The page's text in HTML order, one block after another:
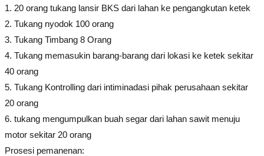
1. 20 orang tukang lansir BKS dari lahan ke pengangkutan ketek
2. Tukang nyodok 100 orang
3. Tukang Timbang 8 Orang
4. Tukang memasukin barang-barang dari lokasi ke ketek sekitar
40 orang
5. Tukang Kontrolling dari intiminadasi pihak perusahaan sekitar
20 orang
6. tukang mengumpulkan buah segar dari lahan sawit menuju
motor sekitar 20 orang
Prosesi pemanenan: